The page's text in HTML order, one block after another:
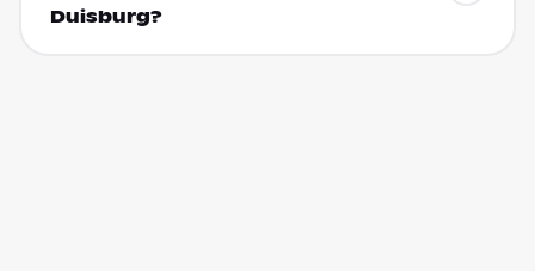
Duisburg?